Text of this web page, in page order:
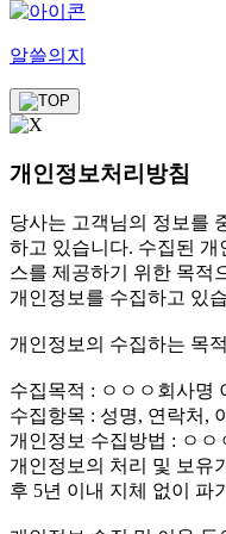
알쓸의지
개인정보처리방침
당사는 고객님의 정보를
하고 있습니다. 수집된 개
스를 제공하기 위한 목적
개인정보를 수집하고 있
개인정보의 수집하는 목
수집목적 : ㅇㅇㅇ회사명
수집항목 : 성명, 연락처,
개인정보 수집방법 : ㅇ
개인정보의 처리 및 보유
후 5년 이내 지체 없이 파